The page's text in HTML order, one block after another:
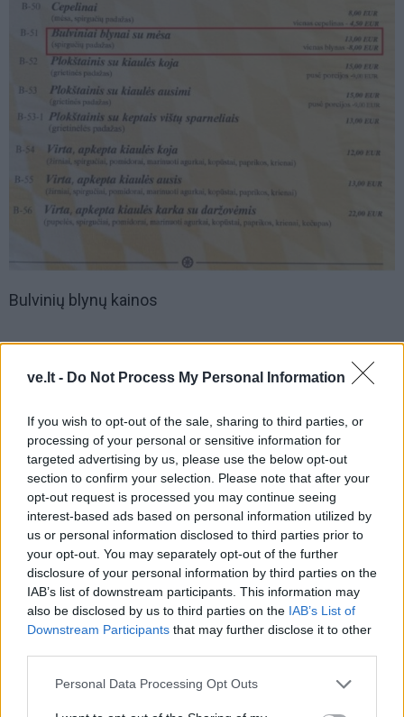
ve.lt - Do Not Process My Personal Information
If you wish to opt-out of the sale, sharing to third parties, or
processing of your personal or sensitive information for
targeted advertising by us, please use the below opt-out
section to confirm your selection. Please note that after your
opt-out request is processed you may continue seeing
interest-based ads based on personal information utilized by
us or personal information disclosed to third parties prior to
your opt-out. You may separately opt-out of the further
disclosure of your personal information by third parties on the
IAB’s list of downstream participants. This information may
also be disclosed by us to third parties on the IAB’s List of
Downstream Participants that may further disclose it to other
Personal Data Processing Opt Outs
Bulvinių blynų kainos
Kiek mažesnės kainos vilioja kavinėje „Bulvinukė“. Čia
bulviniai blynai kainuoja 6,90 euro, pusė porcijos –
3,50 euro.
„Čagino restoranas“ siūlo trijų skonių bulvinius blynus,